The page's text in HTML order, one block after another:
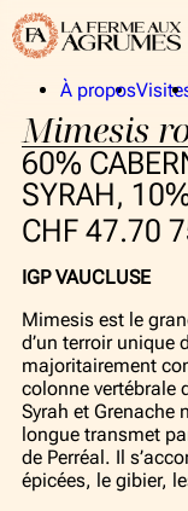
À propos
La
La
Équipe
La
Mimesis
60%
SYRAH,
CHF 47.70
IGP VAUCLUSE
Mimesis est le
d’un terroir unique
majoritairement
colonne vertébrale
Syrah et Grenache
longue transmet
de Perréal. Il
épicées, le gibier,